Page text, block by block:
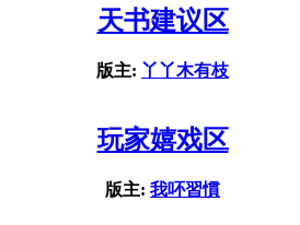
天书建议区
版主: 丫丫木有枝
玩家嬉戏区
版主: 我吥習慣